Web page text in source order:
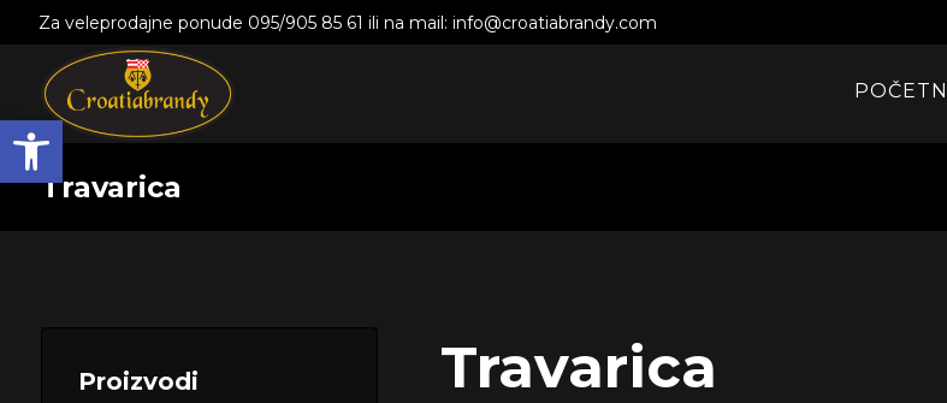
Open toolbar
Za veleprodajne ponude 095/905 85 61 ili na mail: info@croatiabrandy.com
Travarica
Travarica
Proizvodi